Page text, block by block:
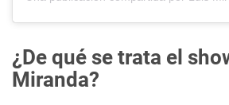
¿De qué se trata el
Miranda?